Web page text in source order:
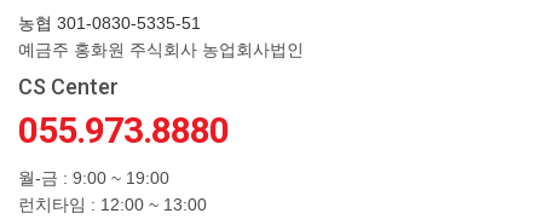
농협 301-0830-5335-51
예금주 홍화원 주식회사 농업회사법인
CS Center
055.973.8880
월-금 : 9:00 ~ 19:00
런치타임 : 12:00 ~ 13:00